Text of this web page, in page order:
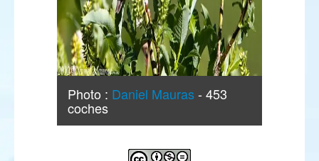
Photo : Daniel Mauras - 453
coches